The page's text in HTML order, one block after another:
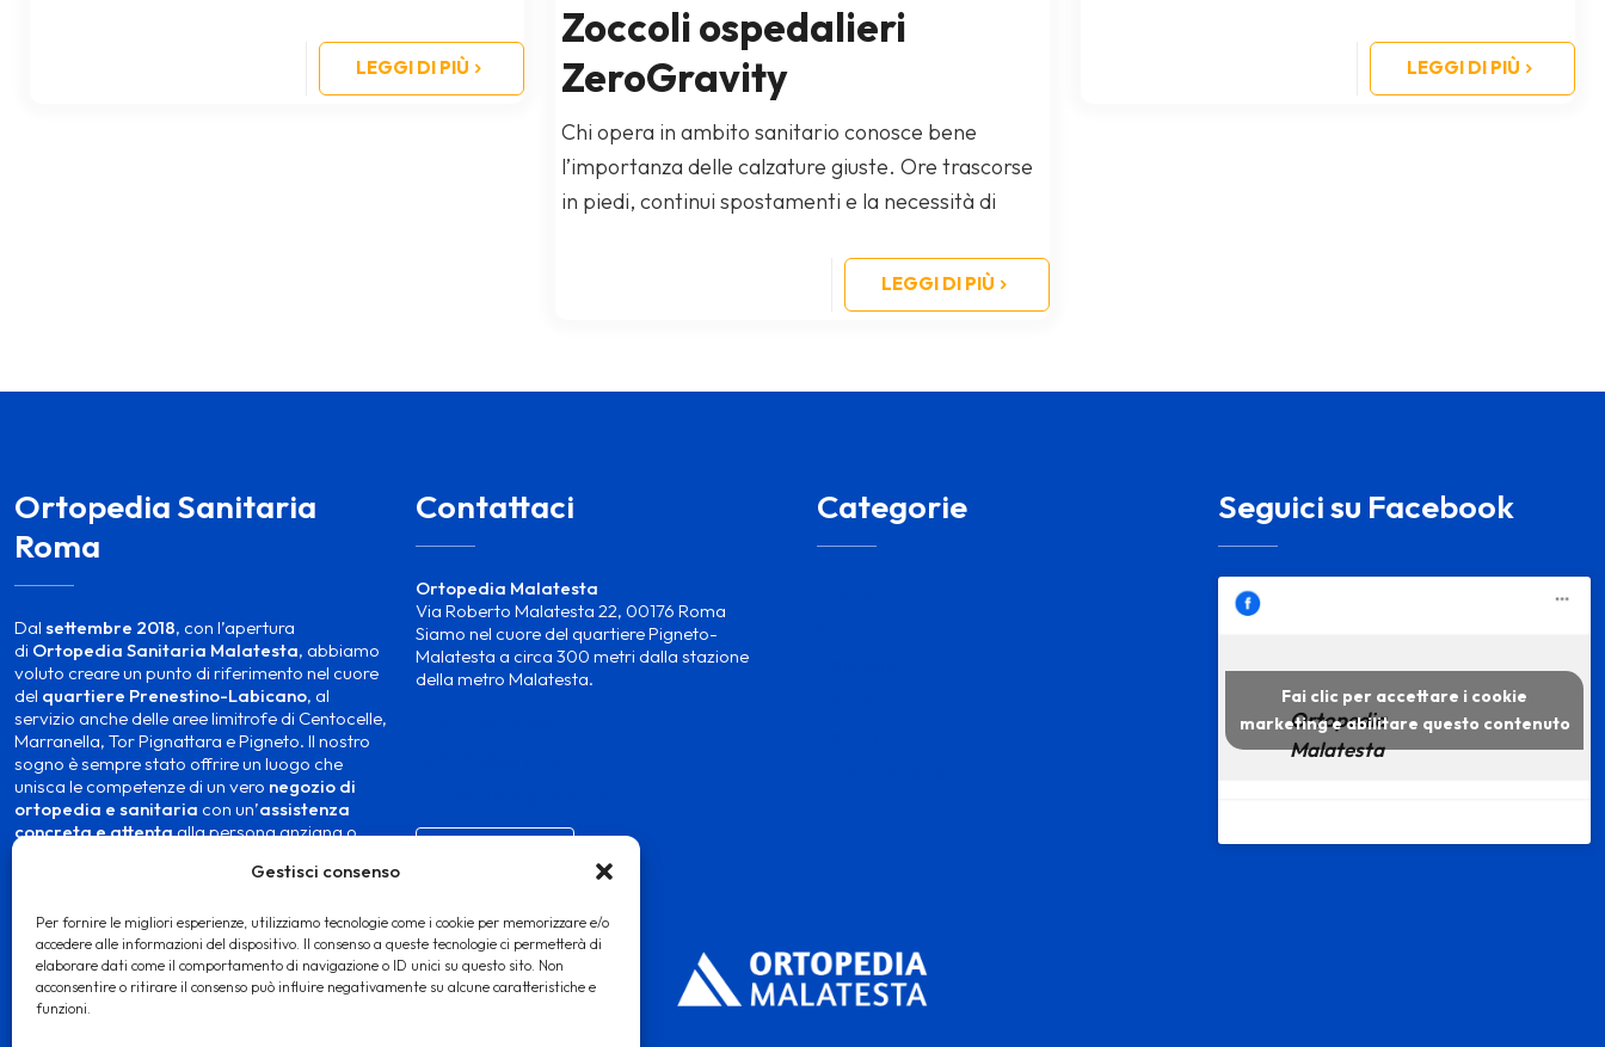
Gestisci consenso
Per fornire le migliori esperienze, utilizziamo tecnologie come i cookie per memorizzare e/o
accedere alle informazioni del dispositivo. Il consenso a queste tecnologie ci permetterà di
elaborare dati come il comportamento di navigazione o ID unici su questo sito. Non
acconsentire o ritirare il consenso può influire negativamente su alcune caratteristiche e
funzioni.
LEGGI DI PIÙ
Zoccoli ospedalieri
ZeroGravity
Chi opera in ambito sanitario conosce bene
l’importanza delle calzature giuste. Ore trascorse
in piedi, continui spostamenti e la necessità di
LEGGI DI PIÙ
LEGGI DI PIÙ
Ortopedia Sanitaria
Roma
Dal settembre 2018, con l’apertura
di Ortopedia Sanitaria Malatesta, abbiamo
voluto creare un punto di riferimento nel cuore
del quartiere Prenestino-Labicano, al
servizio anche delle aree limitrofe di Centocelle,
Marranella, Tor Pignattara e Pigneto. Il nostro
sogno è sempre stato offrire un luogo che
unisca le competenze di un vero negozio di
ortopedia e sanitaria con un’assistenza
concreta e attentaalla persona anziana o
Contattaci
Ortopedia Malatesta
Via Roberto Malatesta 22, 00176 Roma
Siamo nel cuore del quartiere Pigneto-
Malatesta a circa 300 metri dalla stazione
della metro Malatesta.
Categorie Seguici su Facebook
Ortopedia
Malatesta
Fai clic per accettare i cookie
marketing e abilitare questo contenuto